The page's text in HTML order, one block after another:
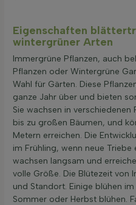
Eigenschaften
wintergrüner Arten
Immergrüne Pflanzen, auch
Pflanzen oder Wintergrüne
Wahl für Gärten. Diese
ganze Jahr über und bieten
Sie wachsen in verschiedenen
bis zu großen Bäumen, und
Metern erreichen. Die
im Frühling, wenn neue Triebe
wachsen langsam und
volle Größe. Die Blütezeit von
und Standort. Einige blühen
Sommer oder Herbst blühen.